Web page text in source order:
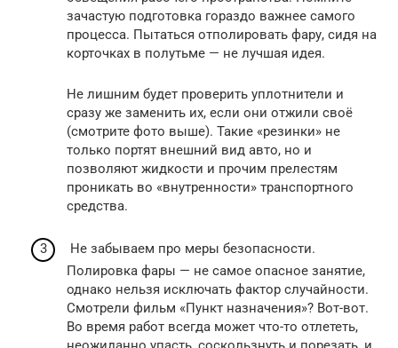
зачастую подготовка гораздо важнее самого
процесса. Пытаться отполировать фару, сидя на
корточках в полутьме — не лучшая идея.
Не лишним будет проверить уплотнители и
сразу же заменить их, если они отжили своё
(смотрите фото выше). Такие «резинки» не
только портят внешний вид авто, но и
позволяют жидкости и прочим прелестям
проникать во «внутренности» транспортного
средства.
Не забываем про меры безопасности.
Полировка фары — не самое опасное занятие,
однако нельзя исключать фактор случайности.
Смотрели фильм «Пункт назначения»? Вот-вот.
Во время работ всегда может что-то отлететь,